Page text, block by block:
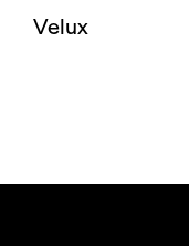
Velux